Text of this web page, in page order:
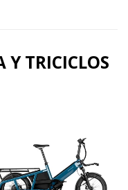
Y TRICICLOS